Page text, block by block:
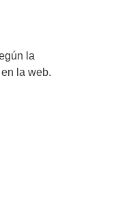
la
la web.